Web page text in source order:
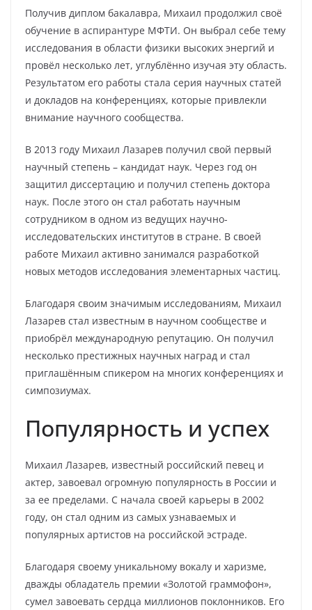
Получив диплом бакалавра, Михаил продолжил своё
обучение в аспирантуре МФТИ. Он выбрал себе тему
исследования в области физики высоких энергий и
провёл несколько лет, углублённо изучая эту область.
Результатом его работы стала серия научных статей
и докладов на конференциях, которые привлекли
внимание научного сообщества.
В 2013 году Михаил Лазарев получил свой первый
научный степень – кандидат наук. Через год он
защитил диссертацию и получил степень доктора
наук. После этого он стал работать научным
сотрудником в одном из ведущих научно-
исследовательских институтов в стране. В своей
работе Михаил активно занимался разработкой
новых методов исследования элементарных частиц.
Благодаря своим значимым исследованиям, Михаил
Лазарев стал известным в научном сообществе и
приобрёл международную репутацию. Он получил
несколько престижных научных наград и стал
приглашённым спикером на многих конференциях и
симпозиумах.
Популярность и успех
Михаил Лазарев, известный российский певец и
актер, завоевал огромную популярность в России и
за ее пределами. С начала своей карьеры в 2002
году, он стал одним из самых узнаваемых и
популярных артистов на российской эстраде.
Благодаря своему уникальному вокалу и харизме,
дважды обладатель премии «Золотой граммофон»,
сумел завоевать сердца миллионов поклонников. Его